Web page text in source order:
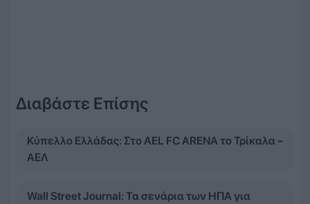
Διαβάστε Επίσης
Κύπελλο Ελλάδας: Στο AEL FC ARENA το Τρίκαλα –
ΑΕΛ
Wall Street Journal: Τα σενάρια των ΗΠΑ για